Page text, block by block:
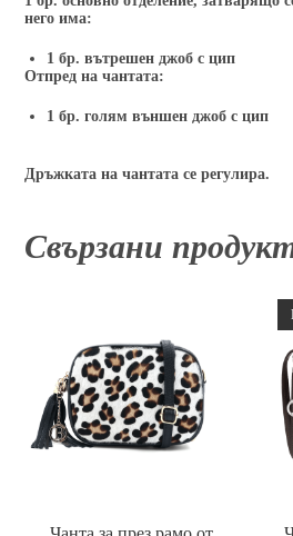
него има:
1бр. вътрешен джоб с цип
Отпред на чантата:
1 бр. голям външен джоб с цип
Дръжката на чантата се регулира.
Свързани